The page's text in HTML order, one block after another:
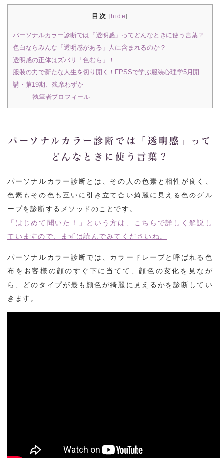
目次 [hide]
パーソナルカラー診断では「透明感」ってどんなときに使う言葉？
色白ならみんな「透明感がある」人に含まれるのか？
透明感の正体はズバリ「色むら」！
服装の力で新たな人生を切り開く！FPSSで学ぶ服装心理学5月開
講・第19期、残席わずか
執筆者プロフィール
パーソナルカラー診断では「透明感」って
どんなときに使う言葉？
パーソナルカラー診断とは、その人の色素と相性が良く、
色素もその色も互いに引き立て合い綺麗に見える色のグル
ープを診断するメソッドのことです。
「はじめて聞いた！」という方は、こちらで詳しく解説し
ていますので、まずは読んでみてくださいね。
パーソナルカラー診断では、カラードレープと呼ばれる色
布をお客様の顔のすぐ下に当てて、顔色の変化を見なが
ら、どのタイプが最も顔色が綺麗に見えるかを診断してい
きます。